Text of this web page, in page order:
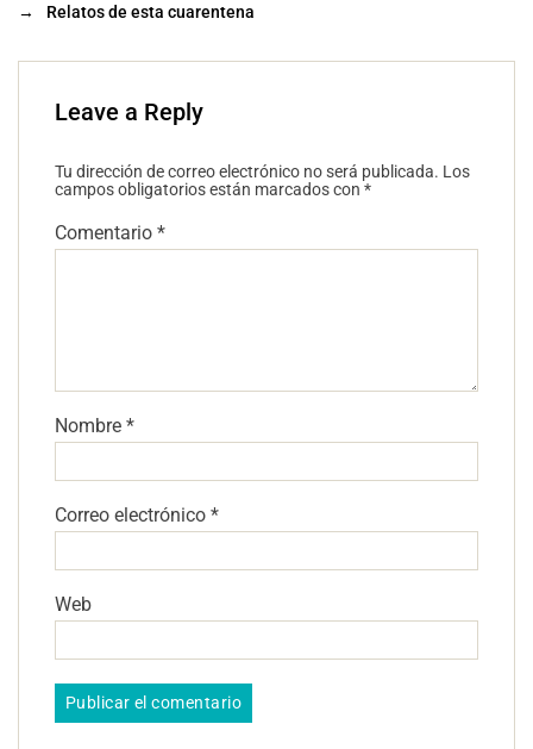
→
Relatos de esta cuarentena
Leave a Reply
Tu dirección de correo electrónico no será publicada. Los
campos obligatorios están marcados con *
Comentario *
Nombre *
Correo electrónico *
Web